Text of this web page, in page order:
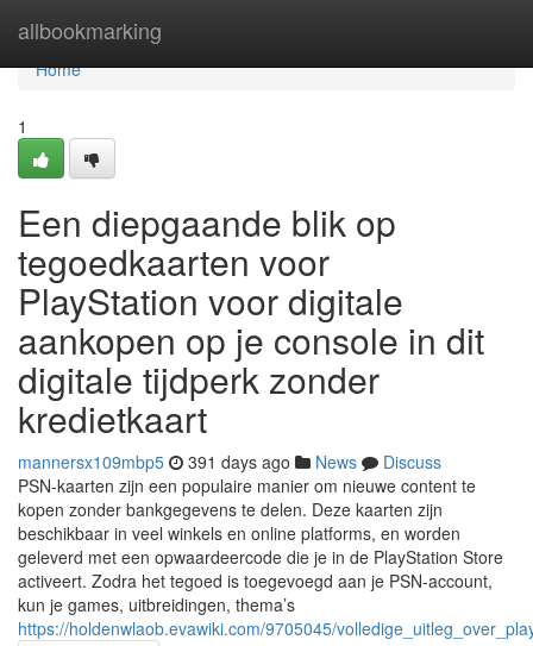
allbookmarking
Home
Home
1
Een diepgaande blik op
tegoedkaarten voor
PlayStation voor digitale
aankopen op je console in dit
digitale tijdperk zonder
kredietkaart
mannersx109mbp5 391 days ago News
Discuss
PSN-kaarten zijn een populaire manier om nieuwe content te
kopen zonder bankgegevens te delen. Deze kaarten zijn
beschikbaar in veel winkels en online platforms, en worden
geleverd met een opwaardeercode die je in de PlayStation Store
activeert. Zodra het tegoed is toegevoegd aan je PSN-account,
kun je games, uitbreidingen, thema’s
https://holdenwlaob.evawiki.com/9705045/